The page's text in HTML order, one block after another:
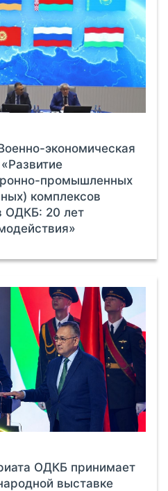
экономическая
промышленных
комплексов
ОДКБ: 20 лет
ОДКБ принимает
выставке